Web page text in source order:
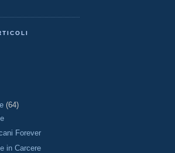
(64)
Forever
in Carcere